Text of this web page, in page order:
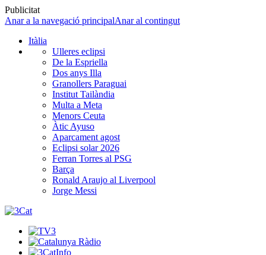
Publicitat
Anar a la navegació principalAnar al contingut
Itàlia
Ulleres eclipsi
De la Espriella
Dos anys Illa
Granollers Paraguai
Institut Tailàndia
Multa a Meta
Menors Ceuta
Àtic Ayuso
Aparcament agost
Eclipsi solar 2026
Ferran Torres al PSG
Barça
Ronald Araujo al Liverpool
Jorge Messi